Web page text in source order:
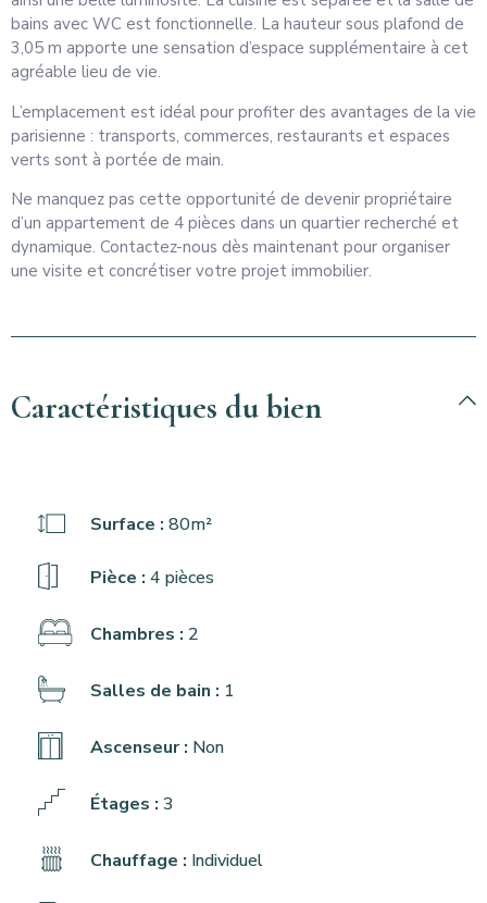
bains avec WC est fonctionnelle. La hauteur sous plafond de
3,05 m apporte une sensation d’espace supplémentaire à cet
agréable lieu de vie.
L’emplacement est idéal pour profiter des avantages de la vie
parisienne : transports, commerces, restaurants et espaces
verts sont à portée de main.
Ne manquez pas cette opportunité de devenir propriétaire
d’un appartement de 4 pièces dans un quartier recherché et
dynamique. Contactez-nous dès maintenant pour organiser
une visite et concrétiser votre projet immobilier.
Caractéristiques du bien
Surface : 80m²
Pièce : 4 pièces
Chambres : 2
Salles de bain : 1
Ascenseur : Non
Étages : 3
Chauffage : Individuel